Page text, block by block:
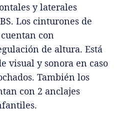
y laterales
Los cinturones de
con
de altura. Está
visual y sonora en caso
También los
con 2 anclajes